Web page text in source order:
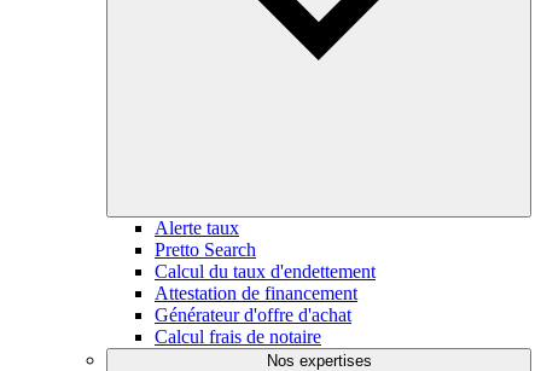
Alerte taux
Pretto Search
Calcul du taux d'endettement
Attestation de financement
Générateur d'offre d'achat
Calcul frais de notaire
Nos expertises